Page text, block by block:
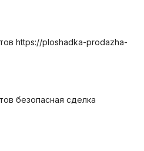
https://ploshadka-prodazha-
безопасная сделка